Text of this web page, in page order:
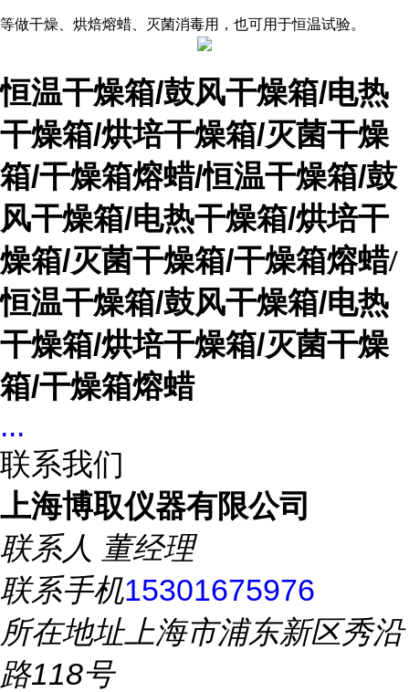
等做干燥、烘焙熔蜡 、灭菌消毒用，也可用于恒温试验。
恒温干燥箱/鼓风干燥箱/电热
干燥箱/烘培干燥箱/灭菌干燥
箱/干燥箱熔蜡/恒温干燥箱/鼓
风干燥箱/电热干燥箱/烘培干
燥箱/灭菌干燥箱/干燥箱熔蜡/
恒温干燥箱/鼓风干燥箱/电热
干燥箱/烘培干燥箱/灭菌干燥
箱/干燥箱熔蜡
...
联系我们
上海博取仪器有限公司
联系人 董经理
联系手机15301675976
所在地址上海市浦东新区秀沿
路118号